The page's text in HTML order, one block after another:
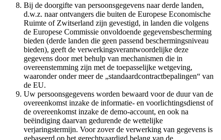
Bij de doorgifte van persoonsgegevens naar derde landen,
d.w.z. naar ontvangers die buiten de Europese Economische
Ruimte of Zwitserland zijn gevestigd, in landen die volgens
de Europese Commissie onvoldoende gegevensbescherming
bieden (derde landen die geen passend beschermingsniveau
bieden), geeft de verwerkingsverantwoordelijke deze
gegevens door met behulp van mechanismen die in
overeenstemming zijn met de toepasselijke wetgeving,
waaronder onder meer de „standaardcontractbepalingen“ van
de EU.
Uw persoonsgegevens worden bewaard voor de duur van de
overeenkomst inzake de informatie- en voorlichtingsdienst of
de overeenkomst inzake de demo-account, en ook na
beëindiging daarvan gedurende de wettelijke
verjaringstermijn. Voor zover de verwerking van gegevens is
gebaseerd op het gerechtvaardigd belang van de